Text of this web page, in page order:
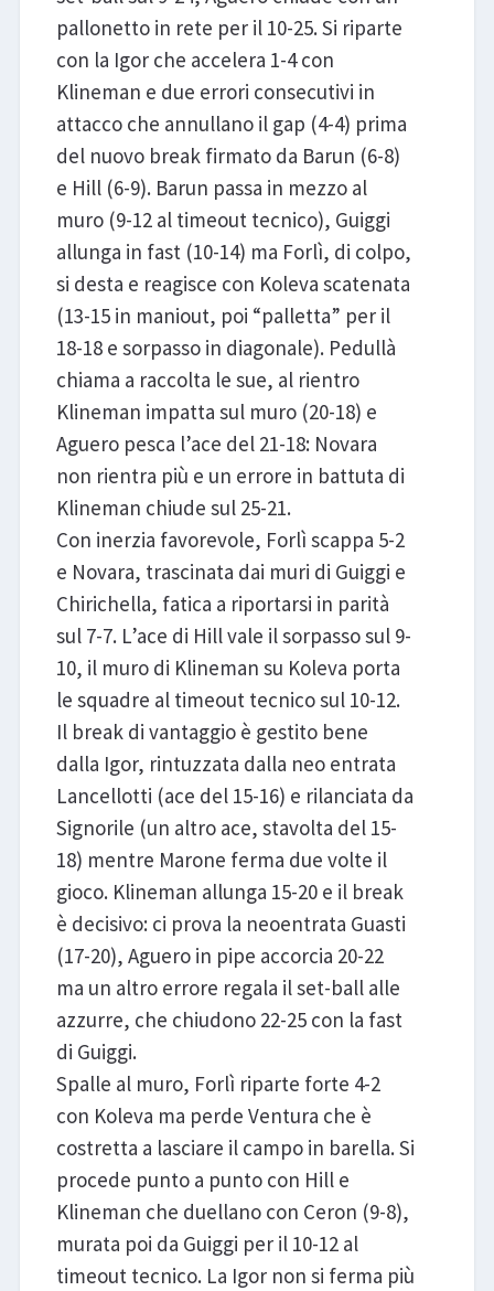
pallonetto in rete per il 10-25. Si riparte
con la Igor che accelera 1-4 con
Klineman e due errori consecutivi in
attacco che annullano il gap (4-4) prima
del nuovo break firmato da Barun (6-8)
e Hill (6-9). Barun passa in mezzo al
muro (9-12 al timeout tecnico), Guiggi
allunga in fast (10-14) ma Forlì, di colpo,
si desta e reagisce con Koleva scatenata
(13-15 in maniout, poi “palletta” per il
18-18 e sorpasso in diagonale). Pedullà
chiama a raccolta le sue, al rientro
Klineman impatta sul muro (20-18) e
Aguero pesca l’ace del 21-18: Novara
non rientra più e un errore in battuta di
Klineman chiude sul 25-21.
Con inerzia favorevole, Forlì scappa 5-2
e Novara, trascinata dai muri di Guiggi e
Chirichella, fatica a riportarsi in parità
sul 7-7. L’ace di Hill vale il sorpasso sul 9-
10, il muro di Klineman su Koleva porta
le squadre al timeout tecnico sul 10-12.
Il break di vantaggio è gestito bene
dalla Igor, rintuzzata dalla neo entrata
Lancellotti (ace del 15-16) e rilanciata da
Signorile (un altro ace, stavolta del 15-
18) mentre Marone ferma due volte il
gioco. Klineman allunga 15-20 e il break
è decisivo: ci prova la neoentrata Guasti
(17-20), Aguero in pipe accorcia 20-22
ma un altro errore regala il set-ball alle
azzurre, che chiudono 22-25 con la fast
di Guiggi.
Spalle al muro, Forlì riparte forte 4-2
con Koleva ma perde Ventura che è
costretta a lasciare il campo in barella. Si
procede punto a punto con Hill e
Klineman che duellano con Ceron (9-8),
murata poi da Guiggi per il 10-12 al
timeout tecnico. La Igor non si ferma più